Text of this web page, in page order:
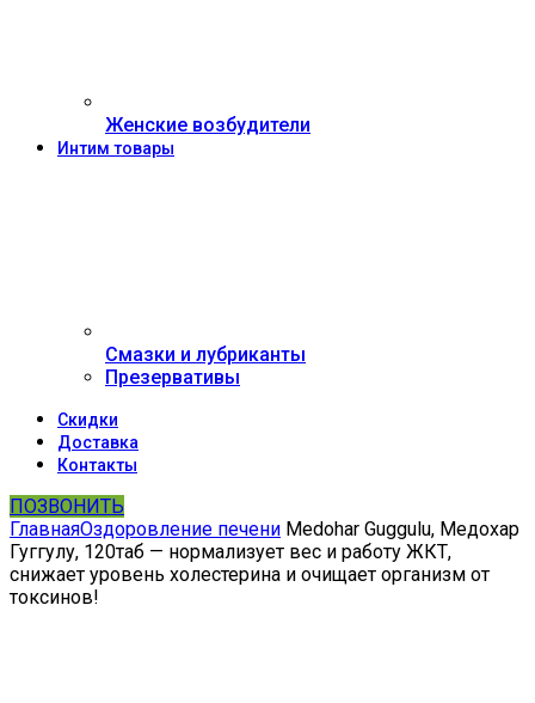
Женские возбудители
Интим товары
Смазки и лубриканты
Презервативы
Скидки
Доставка
Контакты
ПОЗВОНИТЬ
ГлавнаяОздоровление печени Medohar Guggulu, Медохар
Гуггулу, 120таб — нормализует вес и работу ЖКТ,
снижает уровень холестерина и очищает организм от
токсинов!